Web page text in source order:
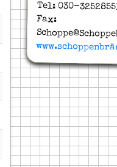
Tel: 030-
Fax: